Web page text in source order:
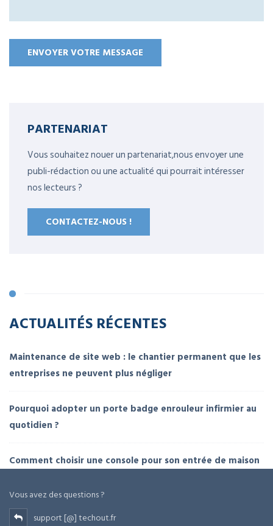
PARTENARIAT
Vous souhaitez nouer un partenariat,nous envoyer une
publi-rédaction ou une actualité qui pourrait intéresser
nos lecteurs ?
CONTACTEZ-NOUS !
ACTUALITÉS RÉCENTES
Maintenance de site web : le chantier permanent que les
entreprises ne peuvent plus négliger
Pourquoi adopter un porte badge enrouleur infirmier au
quotidien ?
Comment choisir une console pour son entrée de maison
Vous avez des questions ?
support [@] techout.fr